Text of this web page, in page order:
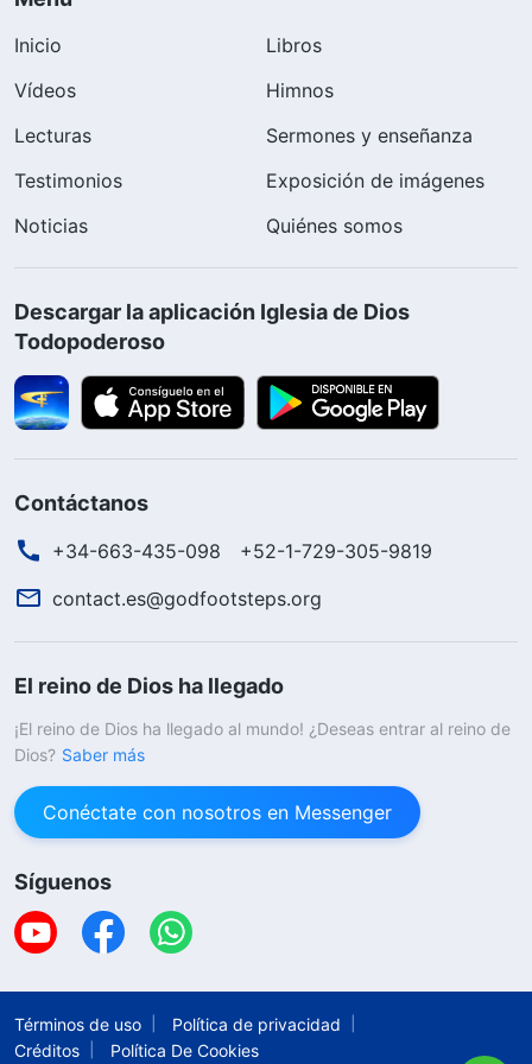
Inicio
Libros
Vídeos
Himnos
Lecturas
Sermones y enseñanza
Testimonios
Exposición de imágenes
Noticias
Quiénes somos
Descargar la aplicación Iglesia de Dios
Todopoderoso
Contáctanos
+34-663-435-098
+52-1-729-305-9819
contact.es@godfootsteps.org
El reino de Dios ha llegado
¡El reino de Dios ha llegado al mundo! ¿Deseas entrar al reino de
Dios? Saber más
Conéctate con nosotros en Messenger
Síguenos
Términos de uso
Política de privacidad
Créditos
Política De Cookies